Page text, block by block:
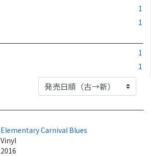
1
1
1
1
Elementary Carnival Blues
Vinyl
2016